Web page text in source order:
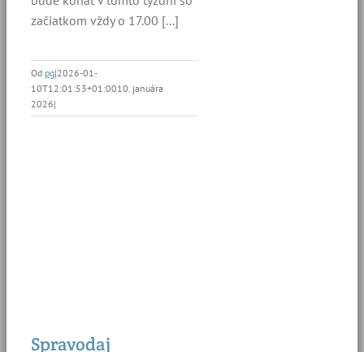
začiatkom vždy o 17.00 [...]
Od pg|2026-01-
10T12:01:53+01:0010. januára
2026|
Spravodaj